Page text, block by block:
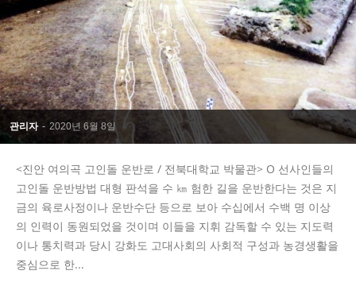
관리자 - 2020년 6월 8일
<진안 여의곡 고인돌 운반로 / 전북대학교 박물관> Ο 선사인들의
고인돌 운반방법 대형 판석을 수 ㎞ 험한 길을 운반한다는 것은 지
금의 육로사정이나 운반수단 등으로 보아 수십에서 수백 명 이상
의 인력이 동원되었을 것이며 이들을 지휘 감독할 수 있는 지도력
이나 통치력과 당시 강화도 고대사회의 사회적 구성과 농경생활을
중심으로 한...